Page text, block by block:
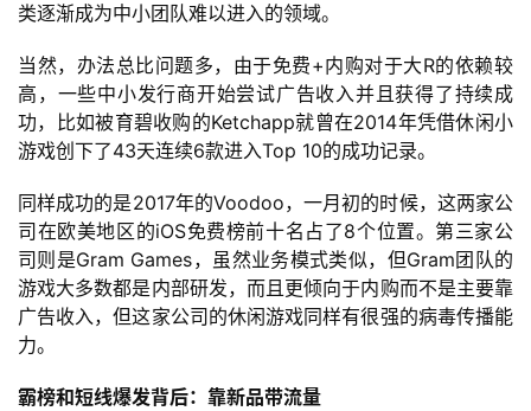
类逐渐成为中小团队难以进入的领域。
当然，办法总比问题多，由于免费+内购对于大R的依赖较
高，一些中小发行商开始尝试广告收入并且获得了持续成
功，比如被育碧收购的Ketchapp就曾在2014年凭借休闲小
游戏创下了43天连续6款进入Top 10的成功记录。
同样成功的是2017年的Voodoo，一月初的时候，这两家公
司在欧美地区的iOS免费榜前十名占了8个位置。第三家公
司则是Gram Games，虽然业务模式类似，但Gram团队的
游戏大多数都是内部研发，而且更倾向于内购而不是主要靠
广告收入，但这家公司的休闲游戏同样有很强的病毒传播能
力。
霸榜和短线爆发背后：靠新品带流量